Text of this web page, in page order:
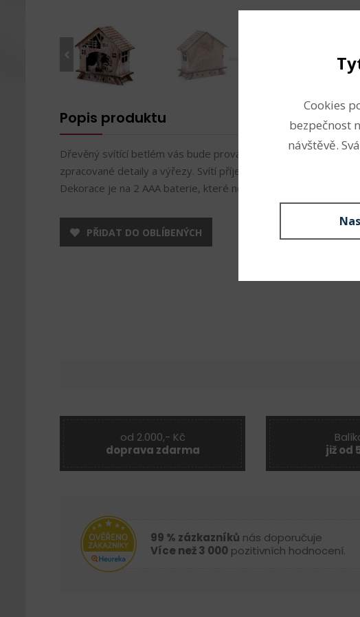
Popis produktu
Dřevěný svítící betlém vás bude provázet vánočním obdobím.
zpracované detaily a výřezy. Svítí příjemným teplým světlem.
Dekorace je na 2 AAA baterie, které nejsou součástí balení.
PŘIDAT DO OBLÍBENÝCH
od 2.000,- Kč
doprava zdarma
již od
99 % zázkazníků nás doporučuje
Více než 3 000 pozitivních hodnocení.
Cookies
bezpečnost
návštěvě.